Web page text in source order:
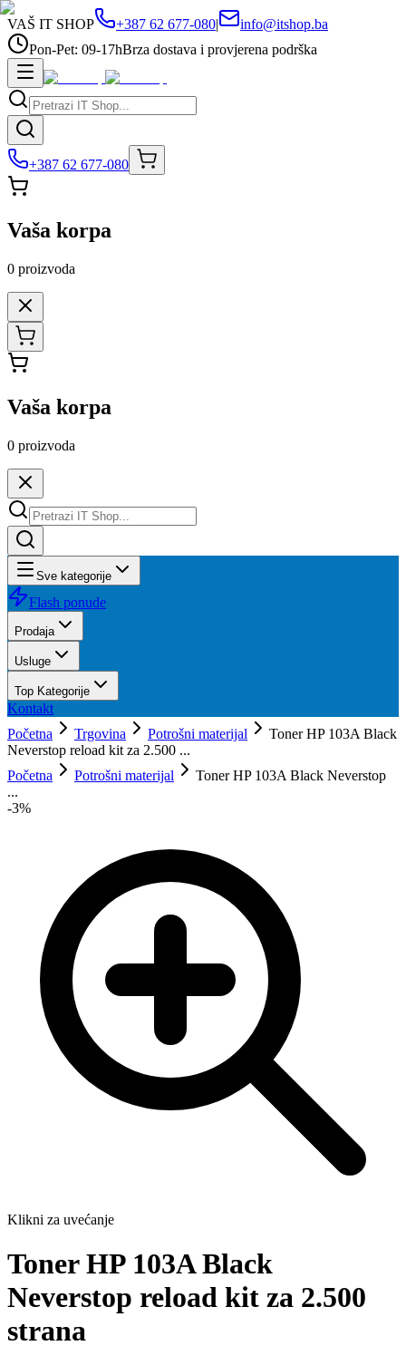
VAŠ IT SHOP +387 62 677-080|
info@itshop.ba
Pon-Pet: 09-17hBrza dostava i provjerena podrška
+387 62 677-080
Vaša korpa
0 proizvoda
Vaša korpa
0 proizvoda
Sve kategorije
Flash ponude
Prodaja
Usluge
Top Kategorije
Kontakt
Početna
Trgovina Potrošni materijal
Toner HP 103A Black
Neverstop reload kit za 2.500 ...
Početna
Potrošni materijal
Toner HP 103A Black Neverstop
...
-3%
Klikni za uvećanje
Toner HP 103A Black
Neverstop reload kit za 2.500
strana